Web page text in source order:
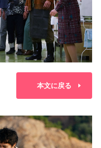
本文に戻る